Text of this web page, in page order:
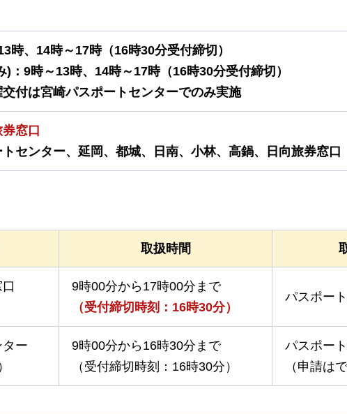
時、14時～17時（16時30分受付締切）
)：9時～13時、14時～17時（16時30分受付締切）
交付は宮崎パスポートセンターでのみ実施
窓口
センター、延岡、都城、日南、小林、高鍋、日向旅券窓口
取扱時間
9時00分から17時00分まで
（受付締切時刻：16時30分）
パスポー
ー
9時00分から16時30分まで
（受付締切時刻：16時30分）
パスポー
（申請は